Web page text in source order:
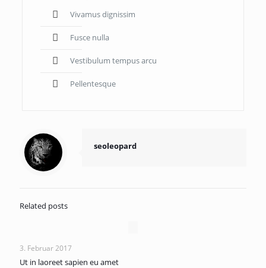
Vivamus dignissim
Fusce nulla
Vestibulum tempus arcu
Pellentesque
seoleopard
Related posts
3. Februar 2017
Ut in laoreet sapien eu amet